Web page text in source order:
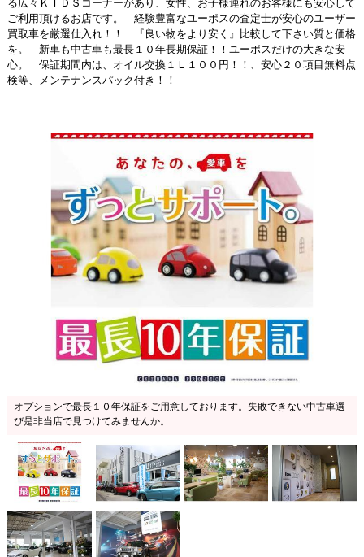
る広々ＫＩＤＳコーナーがあり、女性、お子様連れのお客様にも安心して
ご利用頂けるお店です。 経験豊富なユーポスの査定士が安心のユーザー
買取車を厳選仕入れ！！ 『良い物をより安く』比較して下さい質と価格
を。 新車も中古車も最長１０年長期保証！！ユーポスだけの大きな安
心。 保証期間内は、オイル交換１Ｌ１００円！！、安心２０項目無料点
検等、メンテナンスパック付き！！
オプションで最長１０年保証をご用意しております。失敗できない中古車選
び是非当店で見つけてみませんか。